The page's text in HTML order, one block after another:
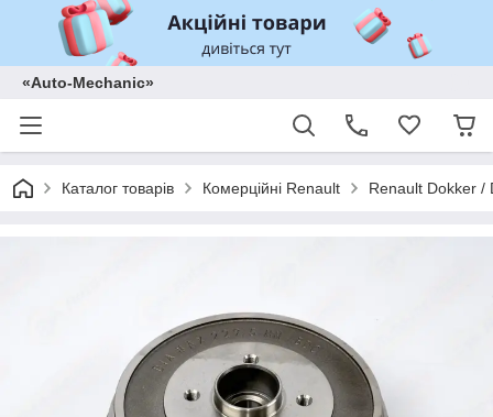
«Auto-Mechanic»
Каталог товарів Комерційні Renault Renault Dokker /